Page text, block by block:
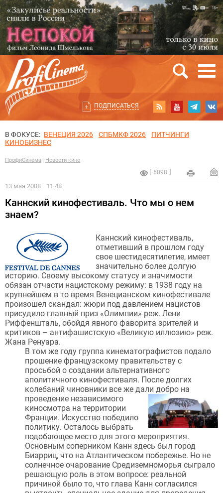
ПОДПИСАТЬСЯ
В ФОКУСЕ: ВЕНЕЦИЯ 2026 СПБМКФ 2026
ПИТЧИНГИ
КИНОБИЗНЕС
ПрофиСинема Новости кино
6098
13 мая 2008 11:48
Каннский кинофестиваль. Что мы о нем
знаем?
Каннский кинофестиваль,
отметивший в прошлом году
свое шестидесятилетие, имеет
значительно более долгую
историю. Своему высокому статусу и значимости
обязан отчасти нацистскому режиму: в 1938 году на
крупнейшем в то время Венецианском кинофестивале
произошел скандал: жюри под давлением нацистов
присудило главный приз «Олимпии» реж. Лени
Риффеншталь, обойдя явного фаворита зрителей и
критиков – антифашистскую «Великую иллюзию» реж.
Жана Ренуара.
В том же году группа кинематографистов подало
прошение французскому правительству с
просьбой о создании альтернативного
аполитичного кинофестиваля. После долгих
колебаний чиновники все же дали добро на
проведение независимого
киносмотра на территории
Франции. Искусство победило
политику. Осталось выбрать
подобающее место для этого мероприятия.
Основным соперником Канн здесь был город
Биарриц, что на Атлантическом побережье. Но не
солнечное очарование Средиземноморья сыграло
решающую роль в этом вопросе: реальной
причиной было то, что глава Канн согласился